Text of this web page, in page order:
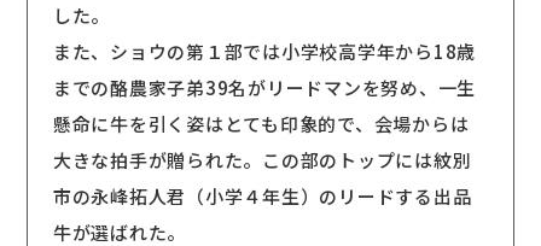
した。
また、ショウの第１部では小学校高学年から18歳
までの酪農家子弟39名がリードマンを努め、一生
懸命に牛を引く姿はとても印象的で、会場からは
大きな拍手が贈られた。この部のトップには紋別
市の永峰拓人君（小学４年生）のリードする出品
牛が選ばれた。